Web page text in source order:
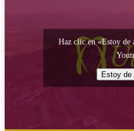
Haz clic en «Estoy de
Estoy de